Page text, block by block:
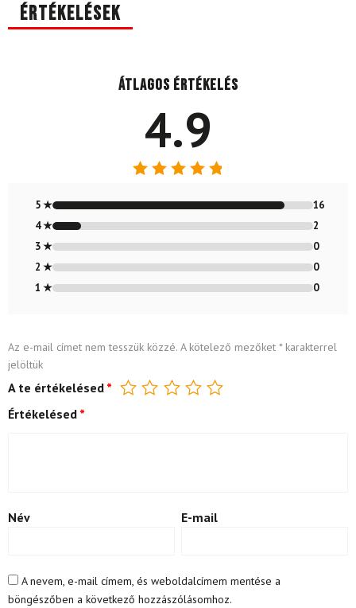
Értékelések
Átlagos értékelés
4.9
4.89/ 5
5 ★
16
4 ★
2
3 ★
0
2 ★
0
1 ★
0
Az e-mail címet nem tesszük közzé. A kötelező mezőket *karakterrel
jelöltük
A te értékelésed *
Értékelésed *
Név E-mail
A nevem, e-mail címem, és weboldalcímem mentése a
böngészőben a következő hozzászólásomhoz.